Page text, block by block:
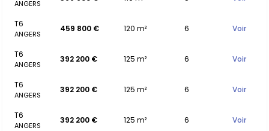
ANGERS
T6
ANGERS
459 800 € 120 m² 6 Voir
T6
ANGERS
392 200 € 125 m² 6 Voir
T6
ANGERS
392 200 € 125 m² 6 Voir
T6
ANGERS
392 200 € 125 m² 6 Voir